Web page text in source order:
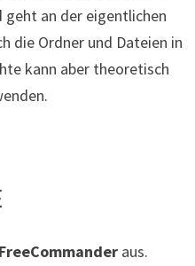
geht an der eigentlichen
die Ordner und Dateien in
kann aber theoretisch
FreeCommander aus.